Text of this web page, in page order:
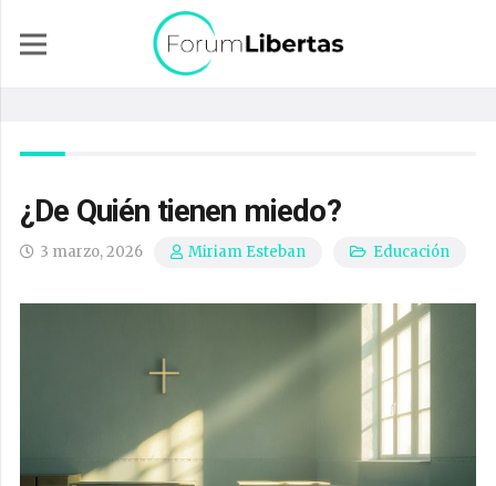
¿De Quién tienen miedo?
3 marzo, 2026 Miriam Esteban Educación